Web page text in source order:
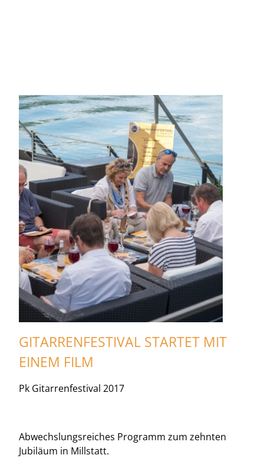
GITARRENFESTIVAL STARTET MIT
EINEM FILM
Pk Gitarrenfestival 2017
Abwechslungsreiches Programm zum zehnten
Jubiläum in Millstatt.